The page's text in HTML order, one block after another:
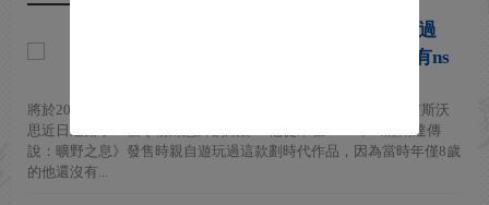
《薩爾達傳說》電影主演曝沒玩過
《曠野之息》 只因當年才8歲沒有ns
將於2027年上映的《薩爾達傳說》真人電影主演本傑明·埃文·安斯沃
思近日透露了一個令粉絲意外的細節：他從未在2017年《薩爾達傳
說：曠野之息》發售時親自遊玩過這款劃時代作品，因為當時年僅8歲
的他還沒有...